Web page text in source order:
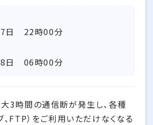
日 22時00分
日 06時00分
3時間の通信断が発生し、各種
、FTP）をご利用いただけなくなる